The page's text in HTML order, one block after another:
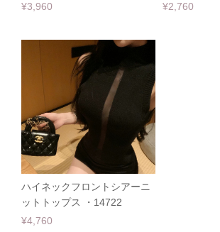
¥3,960
¥2,760
ハイネックフロントシアーニ
ットトップス ・14722
¥4,760